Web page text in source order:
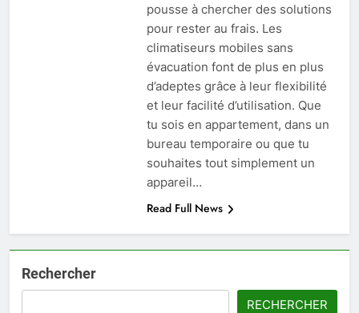
pousse à chercher des solutions
pour rester au frais. Les
climatiseurs mobiles sans
évacuation font de plus en plus
d’adeptes grâce à leur flexibilité
et leur facilité d’utilisation. Que
tu sois en appartement, dans un
bureau temporaire ou que tu
souhaites tout simplement un
appareil…
Read Full News
Rechercher
RECHERCHER